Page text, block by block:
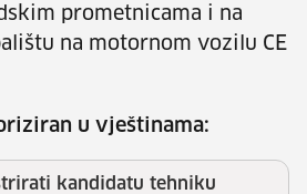
prometnicama i na
na motornom vozilu CE
u vještinama:
kandidatu tehniku